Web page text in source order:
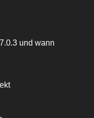
und wann